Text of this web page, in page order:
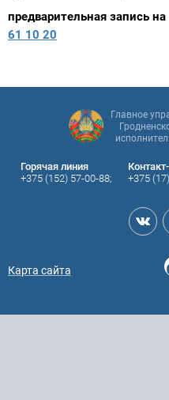
предварительная запись
61 10 20
Главное
Горячая линия
+375 (152) 57-00-88;
+375
Карта сайта